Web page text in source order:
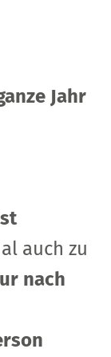
Jahr
auch zu
nach